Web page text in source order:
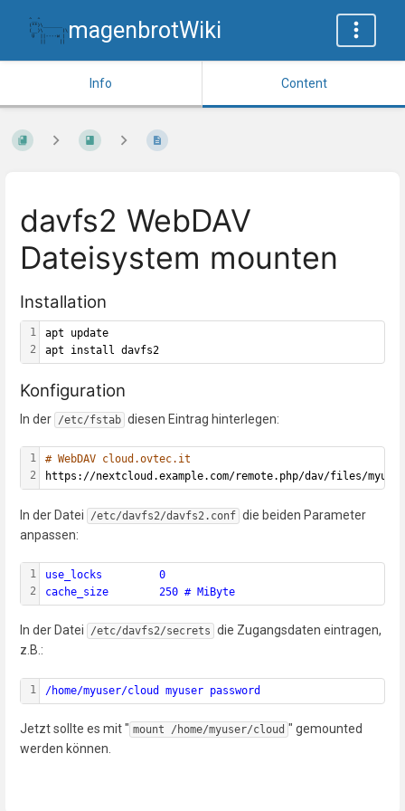
magenbrotWiki
Info Content
davfs2 WebDAV
Dateisystem mounten
Installation
1
2
apt update
apt install davfs2
Konfiguration
In der /etc/fstab diesen Eintrag hinterlegen:
1
2
# WebDAV cloud.ovtec.it
https://nextcloud.example.com/remote.php/dav/files/
In der Datei /etc/davfs2/davfs2.conf die beiden Parameter
anpassen:
1
2
use_locks         0
cache_size        250 # MiByte
In der Datei /etc/davfs2/secrets die Zugangsdaten eintragen,
z.B.:
1 /home/myuser/cloud myuser password
Jetzt sollte es mit " mount /home/myuser/cloud " gemounted
werden können.